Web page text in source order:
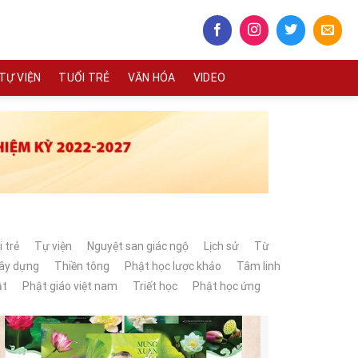
TỰ VIỆN TUỔI TRẺ VĂN HÓA VIDEO
trẻ Tự viện Nguyệt san giác ngộ Lịch sử
Từ
dựng Thiền tông Phật học lược khảo
Tâm linh
Phật giáo việt nam Triết học
Phật học ứng